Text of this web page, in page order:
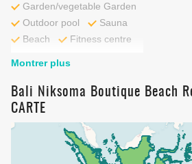
Garden/vegetable Garden
Outdoor pool
Sauna
Beach
Fitness centre
Montrer plus
Bali Niksoma Boutique Beach
CARTE